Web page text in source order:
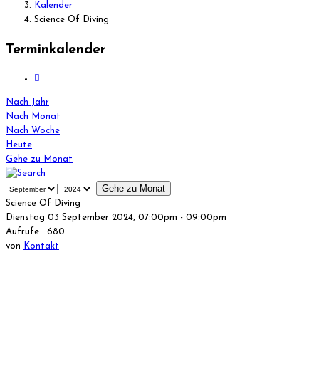
Kalender
Science Of Diving
Terminkalender
Nach Jahr
Nach Monat
Nach Woche
Heute
Gehe zu Monat
Gehe zu Monat
Science Of Diving
Dienstag 03 September 2024, 07:00pm - 09:00pm
Aufrufe : 680
von
Kontakt